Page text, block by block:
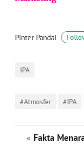
Pinter Pandai
IPA
#Atmosfer #IPA
« Fakta